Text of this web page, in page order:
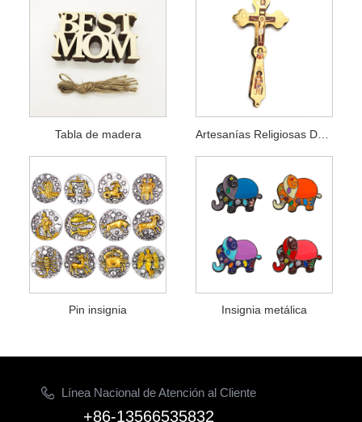
Tabla de madera Artesanías Religiosas De Madera
Pin insignia Insignia metálica
Línea Nacional de Atención al Cliente
+86-13566535832